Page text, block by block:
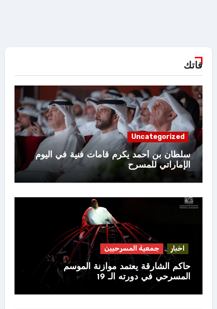
فاتك
Uncategorized
سلطان بن أحمد يكرم قامات فنية في اليوم
الإماراتي للمسرح
اخبار جمعية المسرحيين
حاكم الشارقة يعتمد موازنة الموسم
المسرحي في دورته الـ 19